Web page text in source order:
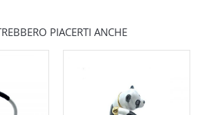
PIACERTI ANCHE